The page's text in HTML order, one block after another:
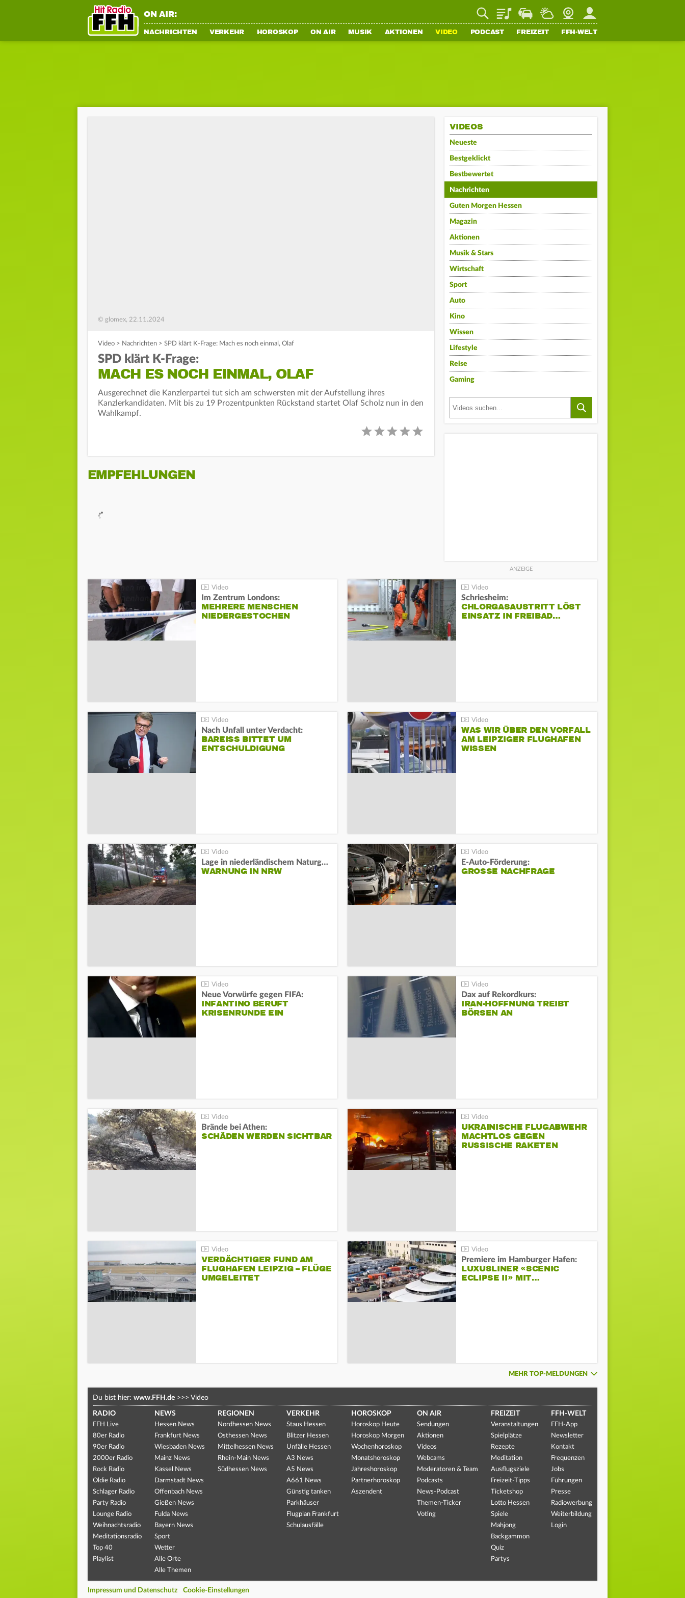
ON AIR: PlaylistStaupilotWetterWebcamMein FFH
NACHRICHTEN VERKEHR HOROSKOP ON AIR MUSIK AKTIONEN VIDEO PODCAST FREIZEIT FFH-WELT
© glomex, 22.11.2024
Video > Nachrichten > SPD klärt K-Frage: Mach es noch einmal, Olaf
SPD klärt K-Frage:
MACH ES NOCH EINMAL, OLAF
Ausgerechnet die Kanzlerpartei tut sich am schwersten mit der Aufstellung ihres
Kanzlerkandidaten. Mit bis zu 19 Prozentpunkten Rückstand startet Olaf Scholz nun in den
Wahlkampf.
EMPFEHLUNGEN
VIDEOS
Neueste
Bestgeklickt
Bestbewertet
Nachrichten
Guten Morgen Hessen
Magazin
Aktionen
Musik & Stars
Wirtschaft
Sport
Auto
Kino
Wissen
Lifestyle
Reise
Gaming
Im Zentrum Londons:
MEHRERE MENSCHEN
NIEDERGESTOCHEN
Schriesheim:
CHLORGASAUSTRITT LÖST
EINSATZ IN FREIBAD…
Nach Unfall unter Verdacht:
BAREISS BITTET UM E
NTSCHULDIGUNG
WAS WIR ÜBER DEN VORFALL
AM LEIPZIGER FLUGHAFEN
WISSEN
Lage in niederländischem Naturgebiet stabil
WARNUNG IN NRW
E-Auto-Förderung:
GROSSE NACHFRAGE
Neue Vorwürfe gegen FIFA:
INFANTINO BERUFT
KRISENRUNDE EIN
Dax auf Rekordkurs:
IRAN-HOFFNUNG TREIBT
BÖRSEN AN
Brände bei Athen:
SCHÄDEN WERDEN SICHTBAR
UKRAINISCHE FLUGABWEHR
MACHTLOS GEGEN
RUSSISCHE RAKETEN
VERDÄCHTIGER FUND AM
FLUGHAFEN LEIPZIG – FLÜGE
UMGELEITET
Premiere im Hamburger Hafen:
LUXUSLINER «SCENIC
ECLIPSE II» MIT…
MEHR TOP-MELDUNGEN
Du bist hier: www.FFH.de >>> Video
RADIO
FFH Live
80er Radio
90er Radio
2000er Radio
Rock Radio
Oldie Radio
Schlager Radio
Party Radio
Lounge Radio
Weihnachtsradio
Meditationsradio
Top 40
Playlist
NEWS
Hessen News
Frankfurt News
Wiesbaden News
Mainz News
Kassel News
Darmstadt News
Offenbach News
Gießen News
Fulda News
Bayern News
Sport
Wetter
Alle Orte
Alle Themen
REGIONEN
Nordhessen News
Osthessen News
Mittelhessen News
Rhein-Main News
Südhessen News
VERKEHR
Staus Hessen
Blitzer Hessen
Unfälle Hessen
A3 News
A5 News
A661 News
Günstig tanken
Parkhäuser
Flugplan Frankfurt
Schulausfälle
HOROSKOP
Horoskop Heute
Horoskop Morgen
Wochenhoroskop
Monatshoroskop
Jahreshoroskop
Partnerhoroskop
Aszendent
ON AIR
Sendungen
Aktionen
Videos
Webcams
Moderatoren & Team
Podcasts
News-Podcast
Themen-Ticker
Voting
FREIZEIT
Veranstaltungen
Spielplätze
Rezepte
Meditation
Ausflugsziele
Freizeit-Tipps
Ticketshop
Lotto Hessen
Spiele
Mahjong
Backgammon
Quiz
Partys
FFH-WELT
FFH-App
Newsletter
Kontakt
Frequenzen
Jobs
Führungen
Presse
Radiowerbung
Weiterbildung
Login
Impressum und Datenschutz Cookie-Einstellungen